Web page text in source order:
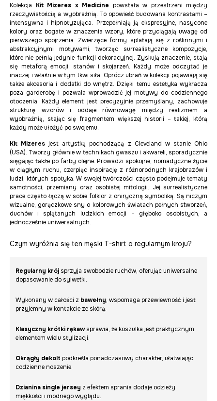
Kolekcja Kit Mizeres x Medicine powstała w przestrzeni między
rzeczywistością a wyobraźnią. To opowieść budowana kontrastami –
intensywna i hipnotyzująca. Przepełniają ją ekspresyjne, nasycone
kolory oraz bogate w znaczenia wzory, które przyciągają uwagę od
pierwszego spojrzenia. Zwierzęce formy splatają się z roślinnymi i
abstrakcyjnymi motywami, tworząc surrealistyczne kompozycje,
które nie pełnią jedynie funkcji dekoracyjnej. Zyskują znaczenie, stają
się metaforą emocji, stanów i skojarzeń. Każdy może odczytać je
inaczej i właśnie w tym tkwi siła. Oprócz ubrań w kolekcji pojawiają się
także akcesoria i dodatki do wnętrz. Dzięki temu estetyka wykracza
poza garderobę i pozwala wprowadzić jej motywy do codziennego
otoczenia. Każdy element jest precyzyjnie przemyślany, zachowuje
strukturę wzorów i oddaje równowagę między realizmem a
wyobraźnią, stając się fragmentem większej historii – takiej, którą
każdy może ułożyć po swojemu.
Kit Mizeres jest artystką pochodzącą z Cleveland w stanie Ohio
(USA). Tworzy głównie w technikach gwaszu i akwareli, sporadycznie
sięgając także po farby olejne. Prowadzi spokojne, nomadyczne życie
w ciągłym ruchu, czerpiąc inspirację z różnorodnych krajobrazów i
ludzi, których spotyka. W swojej twórczości często podejmuje tematy
samotności, przemiany oraz osobistej mitologii. Jej surrealistyczne
prace często łączą w sobie folklor z oniryczną symboliką. Są niczym
wizualne, gorączkowe sny o kolorowych światach pełnych stworzeń,
duchów i splątanych ludzkich emocji – głęboko osobistych, a
jednocześnie uniwersalnych.
Czym wyróżnia się ten męski T-shirt o regularnym kroju?
Regularny krój sprzyja swobodzie ruchów, oferując uniwersalne
dopasowanie do sylwetki.
Wykonany w całości z bawełny, wspomaga przewiewność i jest
przyjemny w kontakcie ze skórą.
Klasyczny krótki rękawsprawia, że koszulka jest praktycznym
elementem wielu stylizacji.
Okrągły dekolt podkreśla ponadczasowy charakter, ułatwiając
codzienne noszenie.
Dzianina single jersey z efektem sprania dodaje odzieży
miękkości i modnego wyglądu.